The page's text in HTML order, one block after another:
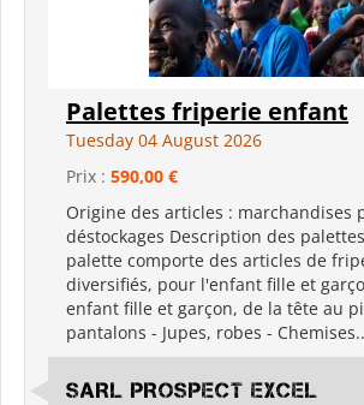
Palettes friperie enfant
Tuesday 04 August 2026
Prix : 590,00 €
Origine des articles : marchandises
déstockages Description des
palette comporte des articles de
diversifiés, pour l'enfant fille et
enfant fille et garçon, de la tête au
pantalons - Jupes, robes -
SARL PROSPECT EXCEL